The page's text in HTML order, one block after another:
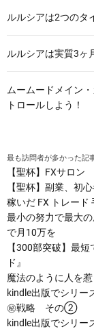
d
P
r
が
あ
な
た
の
造
を
ウ
ブ
ルルシアは2つのタ
ルルシアは実質3ヶ
ムームードメイン
トロールしよう！
最も訪問者が多かった記
【聖杯】FXサロン
【聖杯】副業、初
稼いだ FX トレード
最小の努力で最大
で月10万を
【300部突破】最
ド』
魔法のように人を
kindle出版でシリー
㊙戦略 その②
kindle出版でシリ